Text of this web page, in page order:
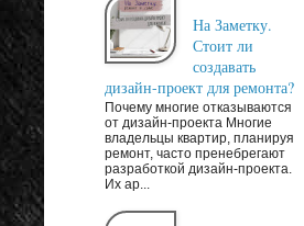
На Заметку.
Стоит ли
создавать
дизайн-проект для ремонта?
Почему многие отказываются
от дизайн-проекта Многие
владельцы квартир, планируя
ремонт, часто пренебрегают
разработкой дизайн-проекта.
Их ар...